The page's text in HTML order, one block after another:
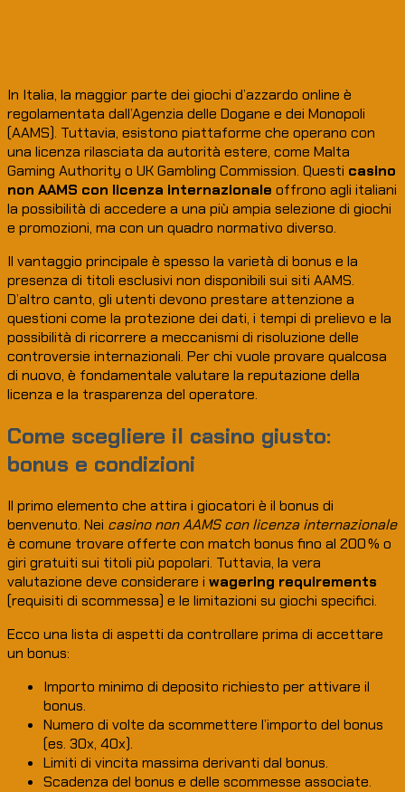
In Italia, la maggior parte dei giochi d’azzardo online è
regolamentata dall’Agenzia delle Dogane e dei Monopoli
(AAMS). Tuttavia, esistono piattaforme che operano con
una licenza rilasciata da autorità estere, come Malta
Gaming Authority o UK Gambling Commission. Questi casino
non AAMS con licenza internazionale offrono agli italiani
la possibilità di accedere a una più ampia selezione di giochi
e promozioni, ma con un quadro normativo diverso.
Il vantaggio principale è spesso la varietà di bonus e la
presenza di titoli esclusivi non disponibili sui siti AAMS.
D’altro canto, gli utenti devono prestare attenzione a
questioni come la protezione dei dati, i tempi di prelievo e la
possibilità di ricorrere a meccanismi di risoluzione delle
controversie internazionali. Per chi vuole provare qualcosa
di nuovo, è fondamentale valutare la reputazione della
licenza e la trasparenza del operatore.
Come scegliere il casino giusto:
bonus e condizioni
Il primo elemento che attira i giocatori è il bonus di
benvenuto. Nei casino non AAMS con licenza internazionale
è comune trovare offerte con match bonus fino al 200 % o
giri gratuiti sui titoli più popolari. Tuttavia, la vera
valutazione deve considerare i wagering requirements
(requisiti di scommessa) e le limitazioni su giochi specifici.
Ecco una lista di aspetti da controllare prima di accettare
un bonus:
Importo minimo di deposito richiesto per attivare il
bonus.
Numero di volte da scommettere l’importo del bonus
(es. 30x, 40x).
Limiti di vincita massima derivanti dal bonus.
Scadenza del bonus e delle scommesse associate.